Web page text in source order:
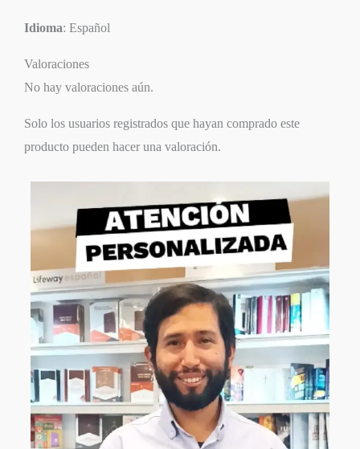
Idioma: Español
Valoraciones
No hay valoraciones aún.
Solo los usuarios registrados que hayan comprado este
producto pueden hacer una valoración.